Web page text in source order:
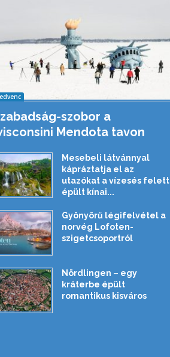
szobor a
Mendota tavon
Mesebeli látvánnyal
kápráztatja el az
utazókat a vízesés felett
épült kínai...
Gyönyörű légifelvétel a
norvég Lofoten-
szigetcsoportról
Nördlingen – egy
kráterbe épült
romantikus kisváros